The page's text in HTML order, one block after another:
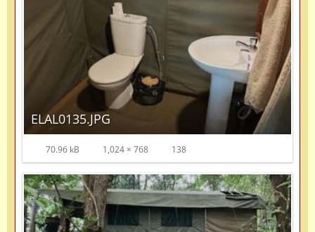
ELAL0135.JPG
70.96 kB 1,024 × 768 138